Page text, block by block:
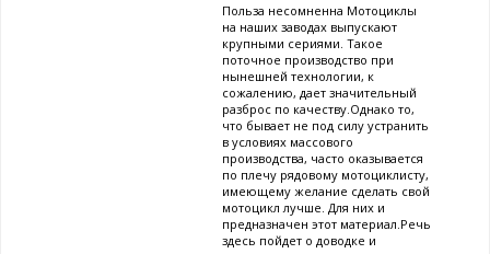
Польза несомненна Мотоциклы
на наших заводах выпускают
крупными сериями. Такое
поточное производство при
нынешней технологии, к
сожалению, дает значительный
разброс по качеству.Однако то,
что бывает не под силу устранить
в условиях массового
производства, часто оказывается
по плечу рядовому мотоциклисту,
имеющему желание сделать свой
мотоцикл лучше. Для них и
предназначен этот материал.Речь
здесь пойдет о доводке и